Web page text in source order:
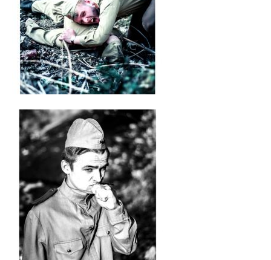
Медаль Ф. Скорины
Заслуженный врач РБ
Заслуженный деятель науки РБ
Медаль «За трудовые заслуги»
Почётная грамота Совета Министров РБ
Благодарность Президента РБ
Почётная грамота Администрации Президента РБ
Заслуженный работник образования РБ
Благодарность Председателя Палаты представителей
Национального собрания РБ
Благодарность Администрации Президента РБ